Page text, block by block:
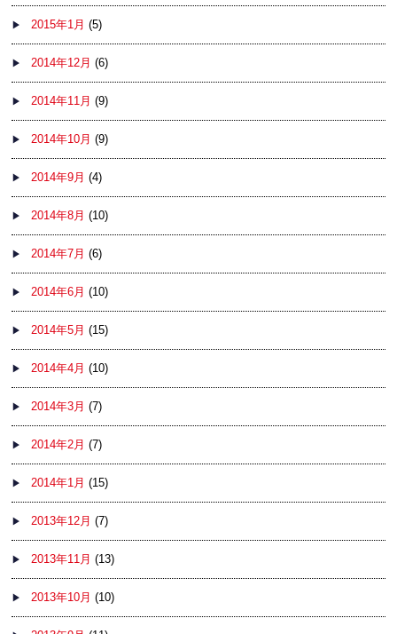
2015年1月 (5)
2014年12月 (6)
2014年11月 (9)
2014年10月 (9)
2014年9月 (4)
2014年8月 (10)
2014年7月 (6)
2014年6月 (10)
2014年5月 (15)
2014年4月 (10)
2014年3月 (7)
2014年2月 (7)
2014年1月 (15)
2013年12月 (7)
2013年11月 (13)
2013年10月 (10)